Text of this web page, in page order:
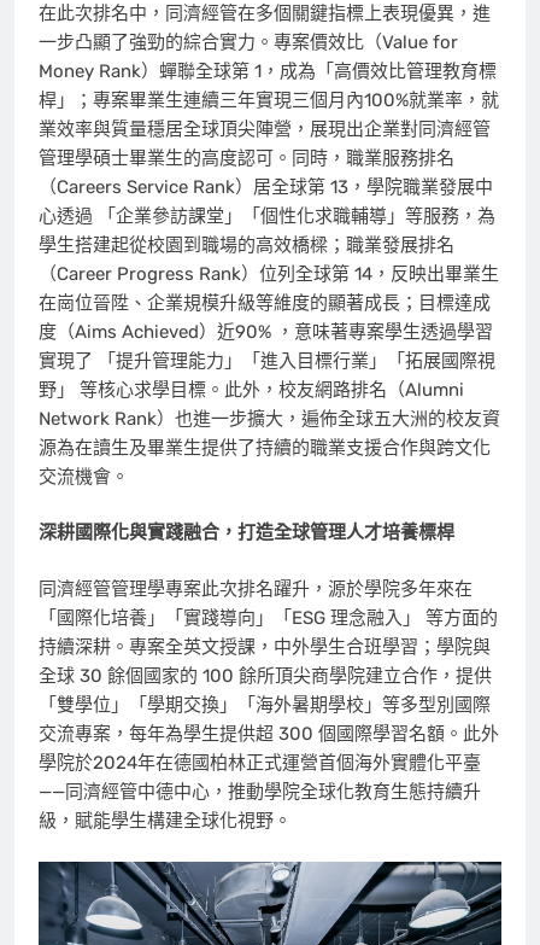
在此次排名中，同濟經管在多個關鍵指標上表現優異，進
一步凸顯了強勁的綜合實力。專案價效比（Value for
Money Rank）蟬聯全球第 1，成為「高價效比管理教育標
桿」；專案畢業生連續三年實現三個月內100%就業率，就
業效率與質量穩居全球頂尖陣營，展現出企業對同濟經管
管理學碩士畢業生的高度認可。同時，職業服務排名
（Careers Service Rank）居全球第 13，學院職業發展中
心透過 「企業參訪課堂」「個性化求職輔導」等服務，為
學生搭建起從校園到職場的高效橋樑；職業發展排名
（Career Progress Rank）位列全球第 14，反映出畢業生
在崗位晉陞、企業規模升級等維度的顯著成長；目標達成
度（Aims Achieved）近90% ，意味著專案學生透過學習
實現了 「提升管理能力」「進入目標行業」「拓展國際視
野」 等核心求學目標。此外，校友網路排名（Alumni
Network Rank）也進一步擴大，遍佈全球五大洲的校友資
源為在讀生及畢業生提供了持續的職業支援合作與跨文化
交流機會。
深耕國際化與實踐融合，打造全球管理人才培養標桿
同濟經管管理學專案此次排名躍升，源於學院多年來在
「國際化培養」「實踐導向」「ESG 理念融入」 等方面的
持續深耕。專案全英文授課，中外學生合班學習；學院與
全球 30 餘個國家的 100 餘所頂尖商學院建立合作，提供
「雙學位」「學期交換」「海外暑期學校」等多型別國際
交流專案，每年為學生提供超 300 個國際學習名額。此外
學院於2024年在德國柏林正式運營首個海外實體化平臺
——同濟經管中德中心，推動學院全球化教育生態持續升
級，賦能學生構建全球化視野。